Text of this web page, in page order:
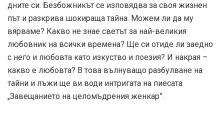
дните си. Безбожникът се изповядва за своя жизнен
път и разкрива шокираща тайна. Можем ли да му
вярваме? Какво не знае светът за най-великия
любовник на всички времена? Ще си отиде ли заедно
с него и любовта като изкуство и поезия? И накрая –
какво е любовта? В това вълнуващо разбулване на
тайни и лъжи ще ви води интригата на пиесата
„Завещанието на целомъдрения женкар”.